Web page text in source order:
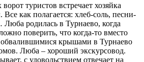
туристов встречает хозяйка
как полагается: хлеб-соль, песни-
родилась в Турнаево, когда
поверить, что когда-то вместо
крышами в Турнаево
Люба – хороший экскурсовод.
с удовольствием отвечает на